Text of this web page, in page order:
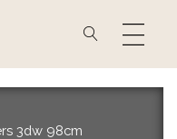
3dw 98cm